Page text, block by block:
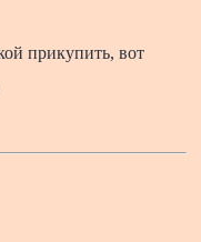
прикупить, вот